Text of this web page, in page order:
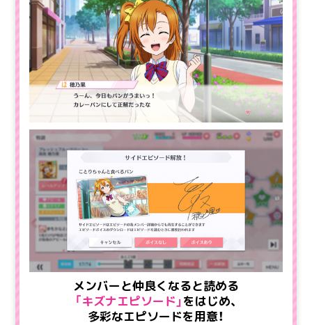
メンバーと仲良くなると読める
「キズナエピソード」をはじめ、
多彩なエピソードを用意！